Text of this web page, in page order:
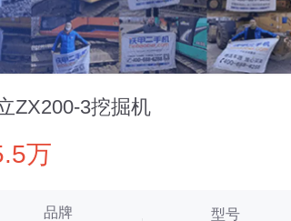
ZX200-3挖掘机
万
品牌 型号